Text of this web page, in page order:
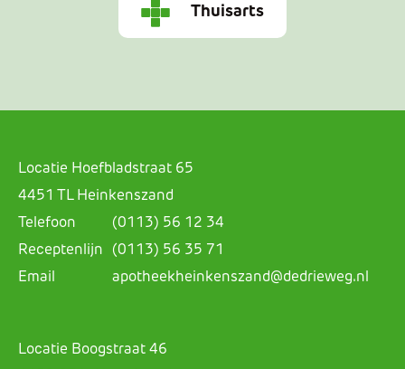
Thuisarts
Locatie Hoefbladstraat 65
4451 TL Heinkenszand
Telefoon
(0113) 56 12 34
Receptenlijn
(0113) 56 35 71
Email
apotheekheinkenszand@dedrieweg.nl
Locatie Boogstraat 46